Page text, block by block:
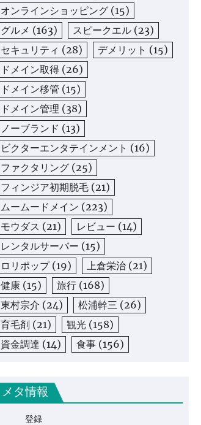
オンラインショッピング (15)
グルメ (163) スピークエル (23)
セキュリティ (28) デメリット (15)
ドメイン取得 (26)
ドメイン移管 (15)
ドメイン管理 (38)
ノーブランド (13)
ビクターエンタテインメント (16)
ファクタリング (25)
フィンジア初期脱毛 (21)
ムームードメイン (223)
モウダス (21) レビュー (14)
レンタルサーバー (15)
ロリポップ(19) 上倉栄治 (21)
健康 (15) 旅行 (168)
東村宗介 (24) 松浦幹三 (26)
育毛剤 (21) 観光 (158)
資金調達 (14) 食事 (156)
メタ情報
登録